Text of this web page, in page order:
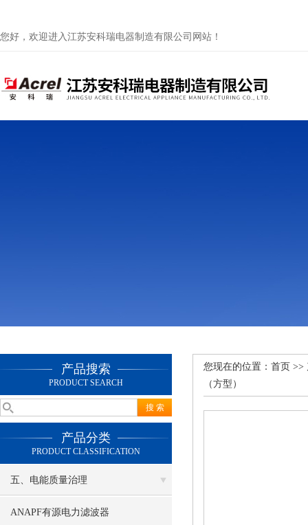
您好，欢迎进入江苏安科瑞电器制造有限公司网站！
产品搜索
PRODUCT SEARCH
产品分类
PRODUCT CLASSIFICATION
五、电能质量治理
ANAPF有源电力滤波器
您现在的位置： 首页 >>
（方型）